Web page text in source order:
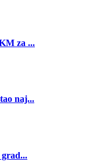
za ...
naj...
grad...